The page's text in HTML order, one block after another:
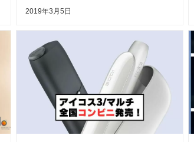
2019年3月5日